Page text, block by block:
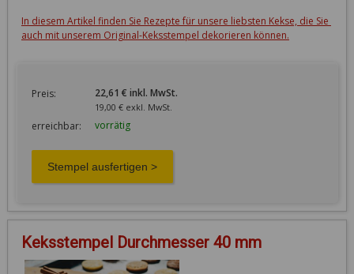
In diesem Artikel finden Sie Rezepte für unsere liebsten Kekse, die Sie
auch mit unserem Original-Keksstempel dekorieren können.
Preis: 22,61 € inkl. MwSt.
19,00 € exkl. MwSt.
erreichbar: vorrätig
Keksstempel Durchmesser 40 mm